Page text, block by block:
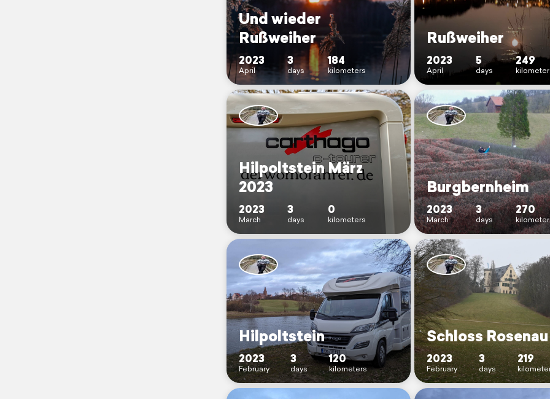
Und wieder
Rußweiher
2023
April
3
days
184
kilometers
Rußweiher
2023
April
5
days
249
Hilpoltstein März
2023
2023
March
3
days
0
kilometers
Burgbernheim
2023
March
3
days
270
Hilpoltstein
2023
February
3
days
120
kilometers
Schloss Rosenau
2023
February
3
days
219